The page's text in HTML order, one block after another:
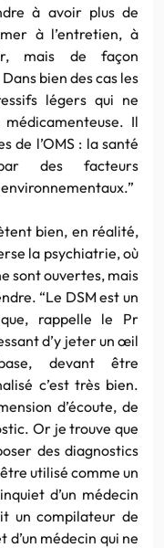
à avoir plus de
à l’entretien, à
mais de façon
bien des cas les
légers qui ne
Il
de l’OMS: la santé
des facteurs
bien, en réalité,
la psychiatrie, où
sont ouvertes, mais
“Le DSMest un
rappelle le Pr
d’y jeter un œil
devant être
c’est très bien.
d’écoute, de
Or je trouve que
des diagnostics
utilisé comme un
d’un médecin
un compilateur de
médecin qui ne